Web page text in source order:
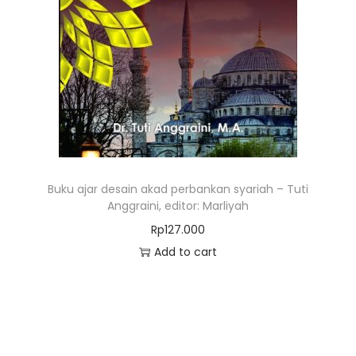
Buku ajar desain akad perbankan syariah – Tuti
Anggraini, editor: Marliyah
Rp127.000
Add to cart